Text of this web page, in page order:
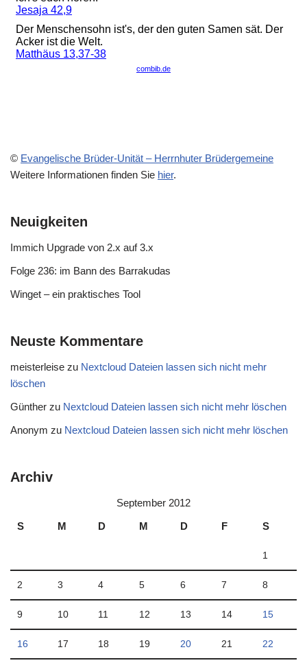
© Evangelische Brüder-Unität – Herrnhuter Brüdergemeine
Weitere Informationen finden Sie hier.
Neuigkeiten
Immich Upgrade von 2.x auf 3.x
Folge 236: im Bann des Barrakudas
Winget – ein praktisches Tool
Neuste Kommentare
meisterleise zu Nextcloud Dateien lassen sich nicht mehr
löschen
Günther zu Nextcloud Dateien lassen sich nicht mehr löschen
Anonym zu Nextcloud Dateien lassen sich nicht mehr löschen
Archiv
September 2012
S
M D M D F S
1
2 3 4 5 6 7 8
9 10 11 12 13 14 15
16 17 18 19 20 21 22